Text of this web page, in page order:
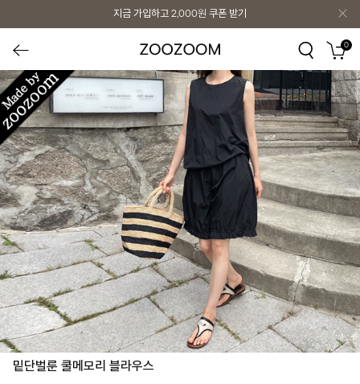
지금 가입하고 2,000원 쿠폰 받기
0
밑단벌룬 쿨메모리 블라우스